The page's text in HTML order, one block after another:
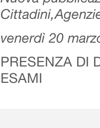
venerdì 20
PRESENZA DI
ESAMI